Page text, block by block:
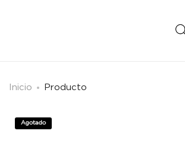
Inicio Producto
Agotado